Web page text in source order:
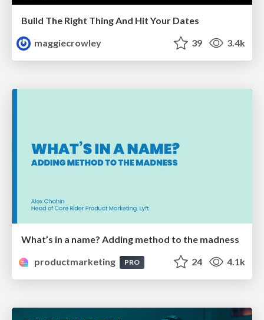
Build The Right Thing And Hit Your Dates
maggiecrowley
39 3.4k
What’s in a name? Adding method to the madness
productmarketing
PRO 24 4.1k